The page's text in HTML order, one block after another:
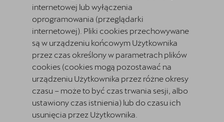
internetowej lub wyłączenia
oprogramowania (przeglądarki
internetowej). Pliki cookies przechowywane
są w urządzeniu końcowym Użytkownika
przez czas określony w parametrach plików
cookies (cookies mogą pozostawać na
urządzeniu Użytkownika przez różne okresy
czasu – może to być czas trwania sesji, albo
ustawiony czas istnienia) lub do czasu ich
usunięcia przez Użytkownika.